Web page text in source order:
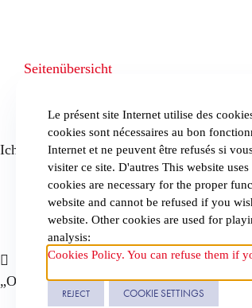
Seitenübersicht
Datenschutzrichtlinie & Cookies
Website erstellt durchNoomia, die
Ich konsultiere die Kanzlei
Ich konsultiere online
Ich konsultiere per Video
Ich vereinbare einen Termin
„Obligations du vendeur d’immeuble et
Le présent site Internet utilise des
cookies sont nécessaires au bon
Internet et ne peuvent être refusés si
visiter ce site. D'autres This website
cookies are necessary for the proper
website and cannot be refused if you
website. Other cookies are used for
analysis:
Cookies Policy. You can refuse them if
REJECT COOKIE SETTINGS